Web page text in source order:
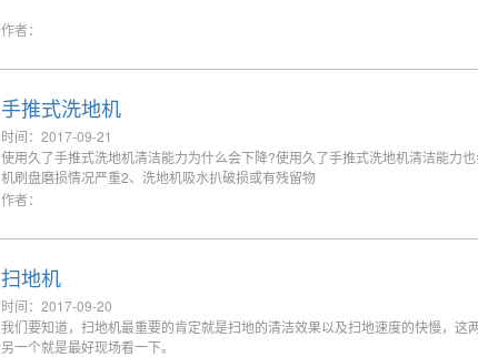
作者：
手推式洗地机
时间：2017-09-21
使用久了手推式洗地机清洁能力为什么会下降?使用久了手推式洗地机清洁能力
机刷盘磨损情况严重2、洗地机吸水扒破损或有残留物
作者：
扫地机
时间：2017-09-20
我们要知道，扫地机最重要的肯定就是扫地的清洁效果以及扫地速度的快慢，这
另一个就是最好现场看一下。